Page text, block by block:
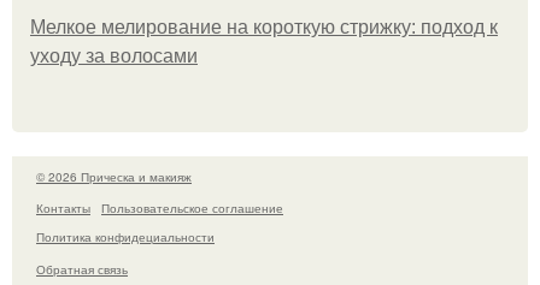
Мелкое мелирование на короткую стрижку: подход к
уходу за волосами
© 2026 Прическа и макияж
Контакты
Пользовательское соглашение
Политика конфидециальности
Обратная связь